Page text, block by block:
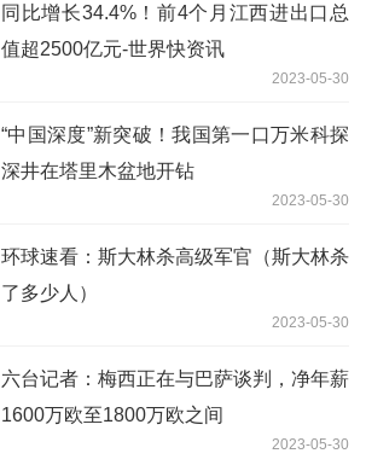
同比增长34.4%！前4个月江西进出口总
值超2500亿元-世界快资讯
2023-05-30
“中国深度”新突破！我国第一口万米科探
深井在塔里木盆地开钻
2023-05-30
环球速看：斯大林杀高级军官（斯大林杀
了多少人）
2023-05-30
六台记者：梅西正在与巴萨谈判，净年薪
1600万欧至1800万欧之间
2023-05-30